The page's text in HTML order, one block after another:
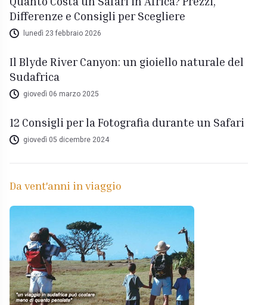
Differenze e Consigli per Scegliere
lunedì 23 febbraio 2026
Il Blyde River Canyon: un gioiello naturale del
Sudafrica
giovedì 06 marzo 2025
12 Consigli per la Fotografia durante un Safari
giovedì 05 dicembre 2024
Da vent'anni in viaggio